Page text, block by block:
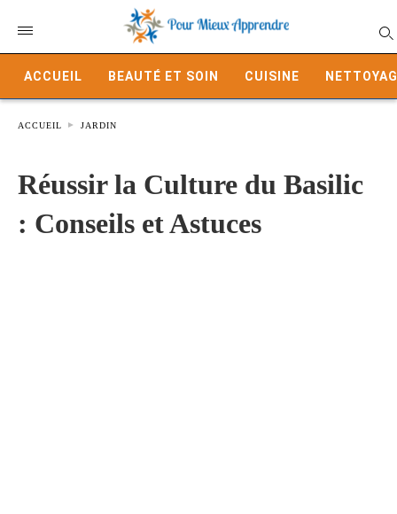
ACCUEIL BEAUTÉ ET SOIN CUISINE
ACCUEIL JARDIN
Réussir la Culture du Basilic
: Conseils et Astuces